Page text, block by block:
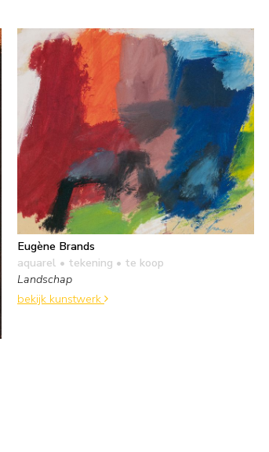
Eugène Brands
aquarel • tekening • te koop
Landschap
bekijk kunstwerk